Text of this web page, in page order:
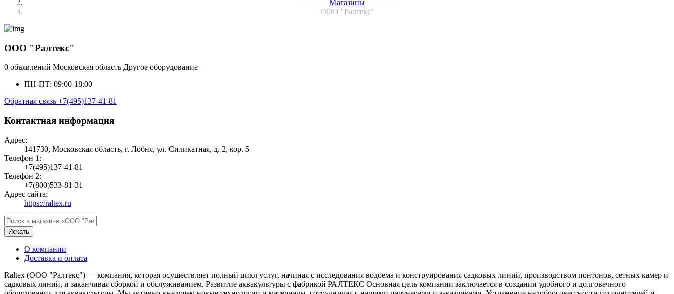
Магазины
ООО "Ралтекс"
ООО "Ралтекс"
0 объявлений Московская область Другое оборудование
ПН-ПТ: 09:00-18:00
Обратная связь +7(495)137-41-81
Контактная информация
Адрес:
141730, Московская область, г. Лобня, ул. Силикатная, д. 2, кор. 5
Телефон 1:
+7(495)137-41-81
Телефон 2:
+7(800)533-81-31
Адрес сайта:
https://raltex.ru
Искать
О компании
Доставка и оплата
Raltex (ООО "Ралтекс") — компания, которая осуществляет полный цикл услуг, начиная с исследования водоема и конструирования садковых линий, производством понтонов, сетных камер и
садковых линий, и заканчивая сборкой и обслуживанием. Развитие аквакультуры с фабрикой РАЛТЕКС Основная цель компании заключается в создании удобного и долговечного